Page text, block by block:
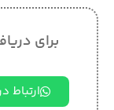
برای
ارتباط